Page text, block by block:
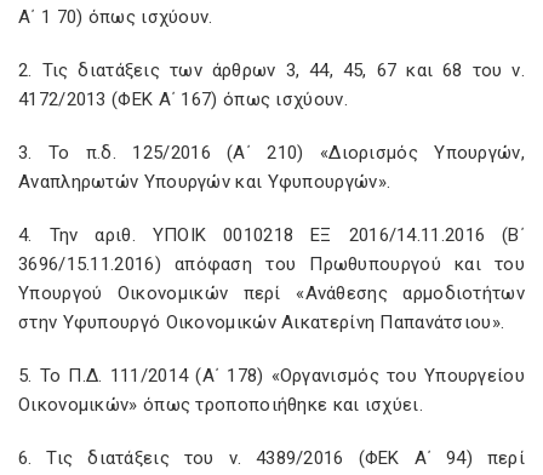
Α΄ 1 70) όπως ισχύουν.
2. Τις διατάξεις των άρθρων 3, 44, 45, 67 και 68 του ν.
4172/2013 (ΦΕΚ Α΄ 167) όπως ισχύουν.
3. Το π.δ. 125/2016 (A΄ 210) «Διορισμός Υπουργών,
Αναπληρωτών Υπουργών και Υφυπουργών».
4. Την αριθ. ΥΠΟΙΚ 0010218 ΕΞ 2016/14.11.2016 (Β΄
3696/15.11.2016) απόφαση του Πρωθυπουργού και του
Υπουργού Οικονομικών περί «Ανάθεσης αρμοδιοτήτων
στην Υφυπουργό Οικονομικών Αικατερίνη Παπανάτσιου».
5. Το Π.Δ. 111/2014 (Α΄ 178) «Οργανισμός του Υπουργείου
Οικονομικών» όπως τροποποιήθηκε και ισχύει.
6. Τις διατάξεις του ν. 4389/2016 (ΦΕΚ Α΄ 94) περί